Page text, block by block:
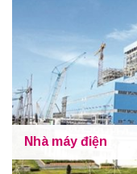
Nhà máy điện